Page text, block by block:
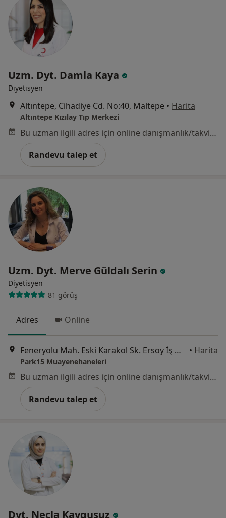
Uzm. Dyt. Damla Kaya
Diyetisyen
Altıntepe, Cihadiye Cd. No:40, Maltepe • Harita
Altıntepe Kızılay Tıp Merkezi
Bu uzman ilgili adres için online danışmanlık/takvim sunmuyor.
Randevu talep et
Uzm. Dyt. Merve Güldalı Serin
Diyetisyen
81 görüş
Adres Online
Feneryolu Mah. Eski Karakol Sk. Ersoy İş Merkezi B Blok No: 10 Kat:3 İç Kapı No: 3, İstanbul • Harita
Park15 Muayenehaneleri
Bu uzman ilgili adres için online danışmanlık/takvim sunmuyor.
Randevu talep et
Dyt. Necla Kaygusuz